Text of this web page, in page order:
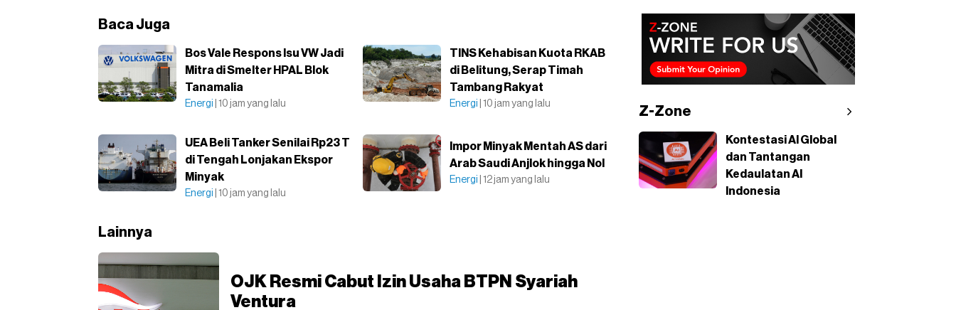
Baca Juga
Bos Vale Respons Isu VW Jadi
Mitra di Smelter HPAL Blok
Tanamalia
Energi | 10 jam yang lalu
TINS Kehabisan Kuota RKAB
di Belitung, Serap Timah
Tambang Rakyat
Energi | 10 jam yang lalu
UEA Beli Tanker Senilai Rp23 T
di Tengah Lonjakan Ekspor
Minyak
Energi | 10 jam yang lalu
Impor Minyak Mentah AS dari
Arab Saudi Anjlok hingga Nol
Energi | 12 jam yang lalu
Lainnya
OJK Resmi Cabut Izin Usaha BTPN Syariah
Ventura
Z-Zone
Kontestasi AI Global
dan Tantangan
Kedaulatan AI
Indonesia